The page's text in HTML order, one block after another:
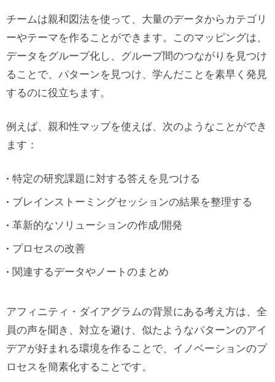
チームは親和図法を使って、大量のデータからカテゴリ
ーやテーマを作ることができます。このマッピングは、
データをグループ化し、グループ間のつながりを見つけ
ることで、パターンを見つけ、学んだことを素早く発見
するのに役立ちます。
例えば、親和性マップを使えば、次のようなことができ
ます：
特定の研究課題に対する答えを見つける
ブレインストーミングセッションの結果を整理する
革新的なソリューションの作成/開発
プロセスの改善
関連するデータやノートのまとめ
アフィニティ・ダイアグラムの背景にある考え方は、全
員の声を聞き、対立を避け、似たようなパターンのアイ
デアが好まれる環境を作ることで、イノベーションのプ
ロセスを簡素化することです。